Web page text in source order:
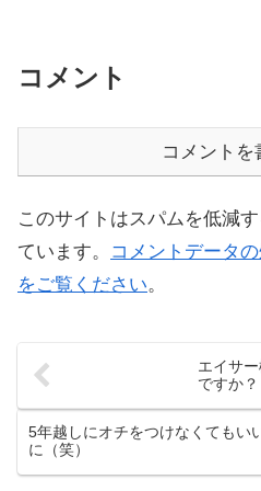
コメント
コメントを
このサイトはスパムを低減
ています。
コメントデータ
をご覧ください。
エイサ
ですか？
5年越しにオチをつけなくてもい
に（笑）